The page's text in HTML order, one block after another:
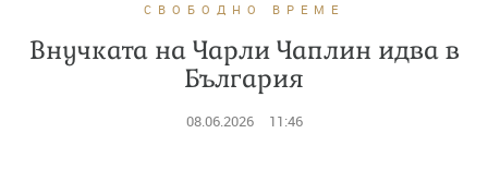
СВОБОДНО ВРЕМЕ
Внучката на Чарли Чаплин идва в
България
08.06.2026 11:46